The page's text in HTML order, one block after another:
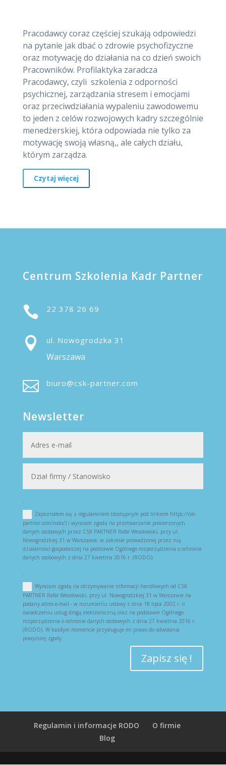
Pracodawcy coraz częściej szukają odpowiedzi
na pytanie jak dbać o zdrowie psychofizyczne
oraz motywację do działania na co dzień swoich
Pracowników. Profilaktyka zaradcza
Pracodawcy, czyli szkolenia z odporności
psychicznej, zarządzania stresem i emocjami
oraz przeciwdziałania wypaleniu zawodowemu
to jeden z celów rozwojowych kadry szczególnie
menedżerskiej, która odpowiada nie tylko za
motywację swoją własną,, ale całych działu,
którym zarządza.
Czytaj więcej
Centrum Szkolenia Kadr Partner
 22 378 26 69
 ul. Nowogrodzka 31
Warszawa
 biuro@csk-partner.com
Newsletter
Zapoznałem się z regulaminem (dostępnym pod linkiem https://csk-
partner.com/rodo/) i wyrażam zgodę na przetwarzanie powierzonych
danych osobowych przez CSK PARTNER Rafał Wesołowski, przy ul.
Nowogrodzkiej 31 w Warszawie, w zakresie prowadzonej przez nią
działalności gospodarczej na podstawie Ogólnego rozporządzenia o ochronie
danych osobowych z dnia 27 kwietnia 2016 r. (RODO).
.
Wyrażam zgodę na otrzymywanie informacji handlowych od CSK
PARTNER Rafał Wesołowski, przy ul. Nowogrodzkiej 31 w Warszawie na
podany adres e-mail - w rozumieniu ustawy z dnia 18 lipca 2002 r. o
świadczeniu usług drogą elektroniczną oraz na podstawie Ogólnego
rozporządzenia o ochronie danych osobowych z dnia 27 kwietnia 2016 r.
(RODO). W każdym momencie przysługuje mi prawo do odwołania
powyższej zgody.
Zapisz się !
Regulamin i informacje RODO
O firmie
Blog